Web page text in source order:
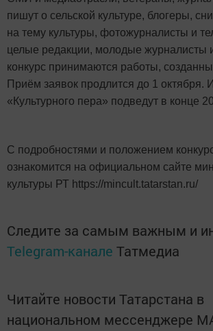
пишут о сельской культуре, блогеры,
на тему культуры, фотожурналисты и
целые редакции, молодые журналисты
конкурс принимаются работы,
Приём заявок продлится до 1 октября.
«Культурного пера» подведут в конце
С подробностями и положением
ознакомится на официальном сайте
культуры РТ https://mincult.tatarstan.ru/
Следите за самым важным и
Telegram-канале Татмедиа
Читайте новости Татарстана в
национальном мессенджере